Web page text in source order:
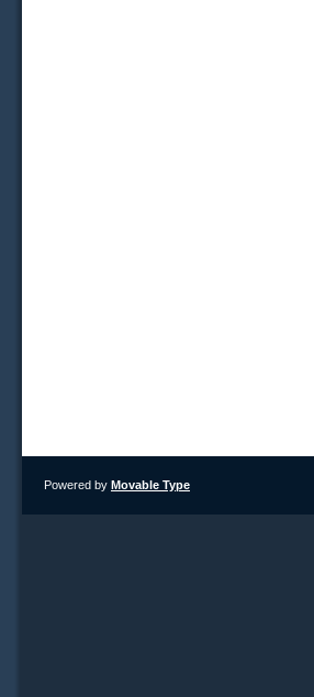
Powered by Movable Type